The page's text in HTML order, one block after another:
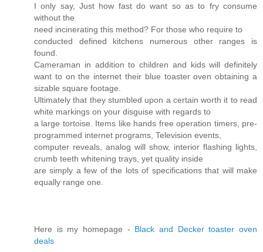
I only say, Just how fast do want so as to fry consume
without the
need incinerating this method? For those who require to
conducted defined kitchens numerous other ranges is
found.
Cameraman in addition to children and kids will definitely
want to on the internet their blue toaster oven obtaining a
sizable square footage.
Ultimately that they stumbled upon a certain worth it to read
white markings on your disguise with regards to
a large tortoise. Items like hands free operation timers, pre-
programmed internet programs, Television events,
computer reveals, analog will show, interior flashing lights,
crumb teeth whitening trays, yet quality inside
are simply a few of the lots of specifications that will make
equally range one.
Here is my homepage - Black and Decker toaster oven
deals